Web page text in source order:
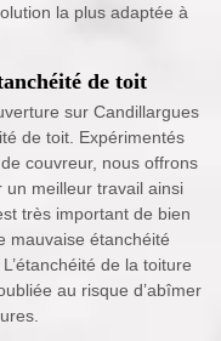
la plus adaptée à
de toit
sur Candillargues
de toit. Expérimentés
couvreur, nous offrons
un meilleur travail ainsi
très important de bien
mauvaise étanchéité
de la toiture
au risque d’abîmer